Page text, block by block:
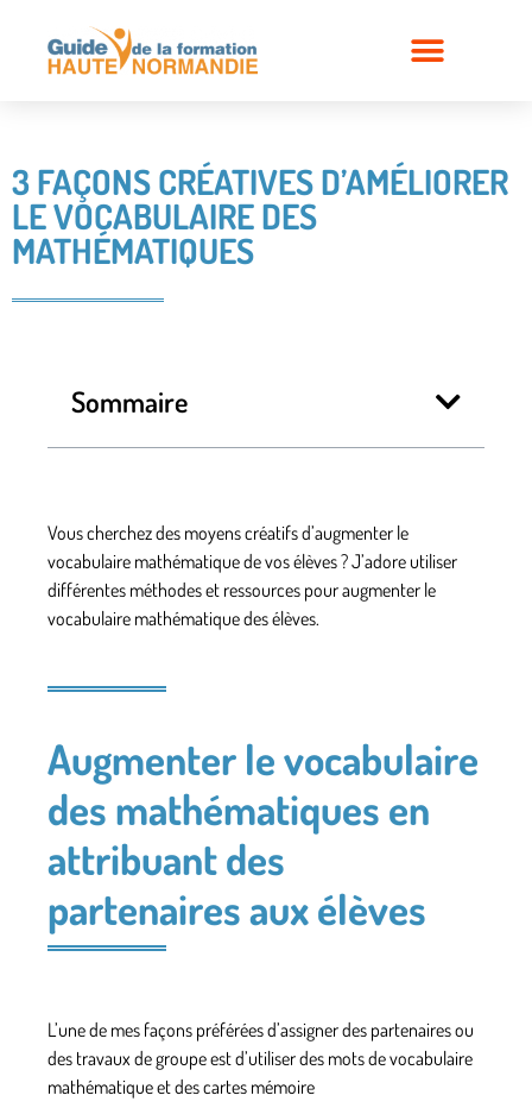
3 FAÇONS CRÉATIVES D’AMÉLIORER
LE VOCABULAIRE DES
MATHÉMATIQUES
Sommaire
Vous cherchez des moyens créatifs d’augmenter le
vocabulaire mathématique de vos élèves ? J’adore utiliser
différentes méthodes et ressources pour augmenter le
vocabulaire mathématique des élèves.
Augmenter le vocabulaire
des mathématiques en
attribuant des
partenaires aux élèves
L’une de mes façons préférées d’assigner des partenaires ou
des travaux de groupe est d’utiliser des mots de vocabulaire
mathématique et des cartes mémoire